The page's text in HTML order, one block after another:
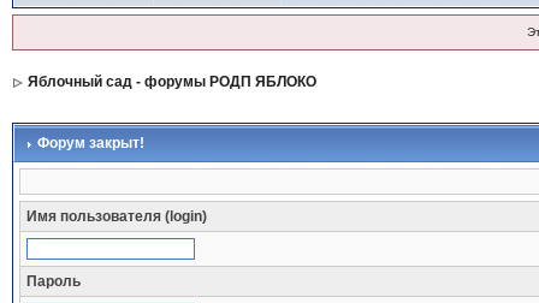
Яблочный сад - форумы РОДП ЯБЛОКО
Форум закрыт!
Имя пользователя (login)
Пароль